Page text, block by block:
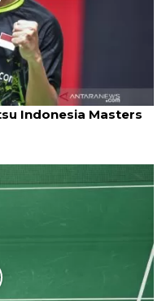
Indonesia Masters